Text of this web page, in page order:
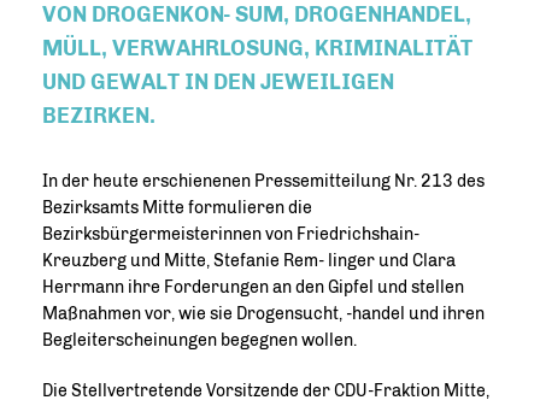
VON DROGENKON- SUM, DROGENHANDEL,
MÜLL, VERWAHRLOSUNG, KRIMINALITÄT
UND GEWALT IN DEN JEWEILIGEN
BEZIRKEN.
In der heute erschienenen Pressemitteilung Nr. 213 des
Bezirksamts Mitte formulieren die
Bezirksbürgermeisterinnen von Friedrichshain-
Kreuzberg und Mitte, Stefanie Rem- linger und Clara
Herrmann ihre Forderungen an den Gipfel und stellen
Maßnahmen vor, wie sie Drogensucht, -handel und ihren
Begleiterscheinungen begegnen wollen.
Die Stellvertretende Vorsitzende der CDU-Fraktion Mitte,